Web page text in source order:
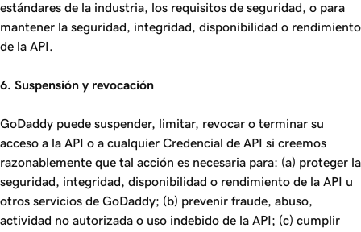
estándares de la industria, los requisitos de seguridad, o para
mantener la seguridad, integridad, disponibilidad o rendimiento
de la API.
6. Suspensión y revocación
GoDaddy puede suspender, limitar, revocar o terminar su
acceso a la API o a cualquier Credencial de API si creemos
razonablemente que tal acción es necesaria para: (a) proteger la
seguridad, integridad, disponibilidad o rendimiento de la API u
otros servicios de GoDaddy; (b) prevenir fraude, abuso,
actividad no autorizada o uso indebido de la API; (c) cumplir